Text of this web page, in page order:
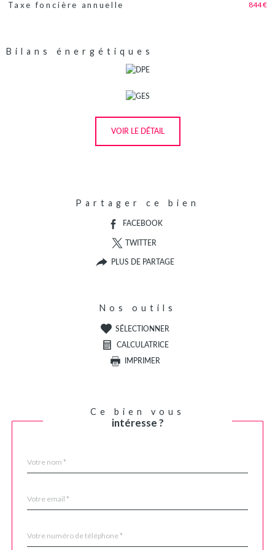
Taxe foncière annuelle 844 €
Bilans énergétiques
VOIR LE DÉTAIL
Partager ce bien
FACEBOOK
TWITTER
PLUS DE PARTAGE
Nos outils
SÉLECTIONNER
CALCULATRICE
IMPRIMER
Ce bien vous
intéresse ?
par
*
*
*